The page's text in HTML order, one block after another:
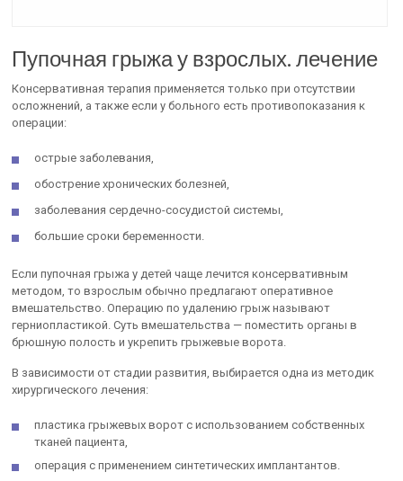
Пупочная грыжа у взрослых. лечение
Консервативная терапия применяется только при отсутствии
осложнений, а также если у больного есть противопоказания к
операции:
острые заболевания,
обострение хронических болезней,
заболевания сердечно-сосудистой системы,
большие сроки беременности.
Если пупочная грыжа у детей чаще лечится консервативным
методом, то взрослым обычно предлагают оперативное
вмешательство. Операцию по удалению грыж называют
герниопластикой. Суть вмешательства — поместить органы в
брюшную полость и укрепить грыжевые ворота.
В зависимости от стадии развития, выбирается одна из методик
хирургического лечения:
пластика грыжевых ворот с использованием собственных
тканей пациента,
операция с применением синтетических имплантантов.